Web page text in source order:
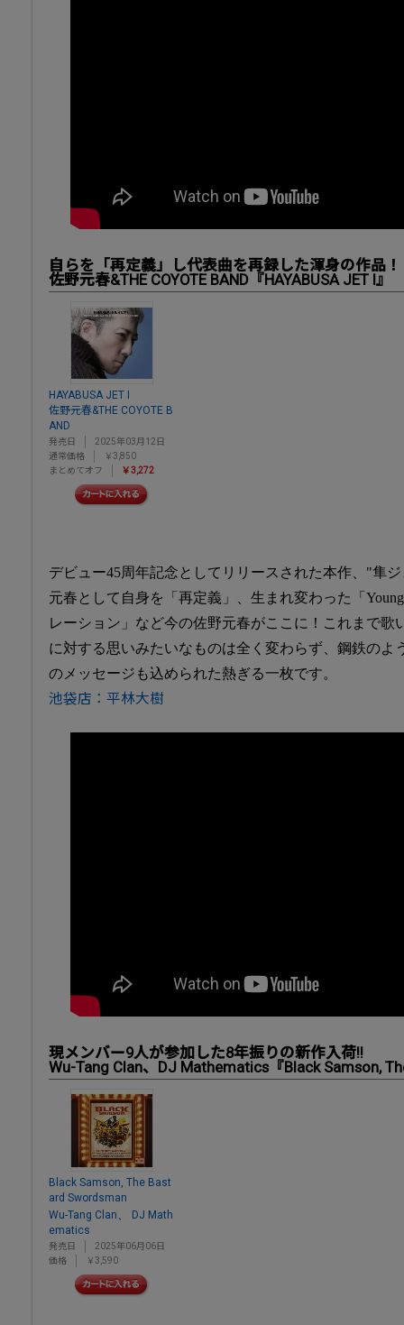
自らを「再定義」し代表曲を再録した渾身の作品！
佐野元春&THE COYOTE BAND『HAYABUSA JET I』
HAYABUSA JET I
佐野元春&THE COYOTE B
AND
発売日
2025年03月12日
通常価格
￥3,850
まとめてオフ
￥3,272
デビュー45周年記念としてリリースされた本作、"隼
元春として自身を「再定義」、生まれ変わった「
レーション」など今の佐野元春がここに！これまで歌
に対する思いみたいなものは全く変わらず、鋼鉄のよ
のメッセージも込められた熱ぎる一枚です。
池袋店：平林大樹
現メンバー9人が参加した8年振りの新作入荷!!
Wu-Tang Clan、DJ Mathematics『Black Samson,
Black Samson, The Bast
ard Swordsman
Wu-Tang Clan、
DJ Math
ematics
発売日
2025年06月06日
価格
￥3,590